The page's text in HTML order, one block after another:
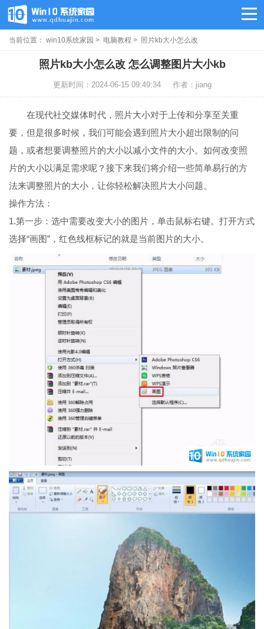
当前位置： win10系统家园 > 电脑教程 > 照片kb大小怎么改
照片kb大小怎么改 怎么调整图片大小kb
更新时间：2024-06-15 09:49:34 作者：jiang
在现代社交媒体时代，照片大小对于上传和分享至关重
要，但是很多时候，我们可能会遇到照片大小超出限制的问
题，或者想要调整照片的大小以减小文件的大小。如何改变照
片的大小以满足需求呢？接下来我们将介绍一些简单易行的方
法来调整照片的大小，让你轻松解决照片大小问题。
操作方法：
1.第一步：选中需要改变大小的图片，单击鼠标右键。打开方式
选择“画图”，红色线框标记的就是当前图片的大小。